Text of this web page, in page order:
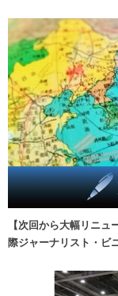
【次回から大幅リニ
際ジャーナリスト・ビ